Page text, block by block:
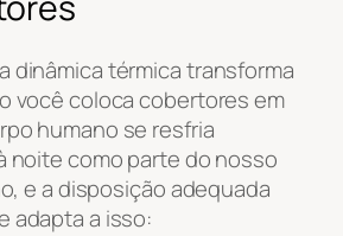
dinâmica térmica transforma
você coloca cobertores em
humano se resfria
noite como parte do nosso
e a disposição adequada
adapta a isso: